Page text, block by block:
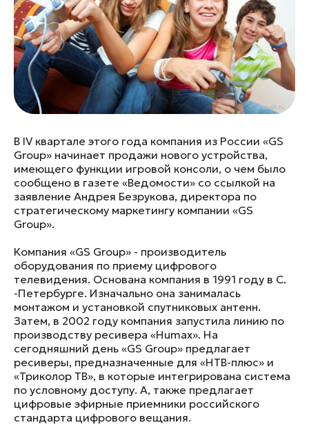
В IV квартале этого года компания из России «GS
Group» начинает продажи нового устройства,
имеющего функции игровой консоли, о чем было
сообщено в газете «Ведомости» со ссылкой на
заявление Андрея Безрукова, директора по
стратегическому маркетингу компании «GS
Group».
Компания «GS Group» - производитель
оборудования по приему цифрового
телевидения. Основана компания в 1991 году в С.
-Петербурге. Изначально она занималась
монтажом и установкой спутниковых антенн.
Затем, в 2002 году компания запустила линию по
производству ресивера «Humax». На
сегодняшний день «GS Group» предлагает
ресиверы, предназначенные для «НТВ-плюс» и
«Триколор ТВ», в которые интегрирована система
по условному доступу. А, также предлагает
цифровые эфирные приемники российского
стандарта цифрового вещания.